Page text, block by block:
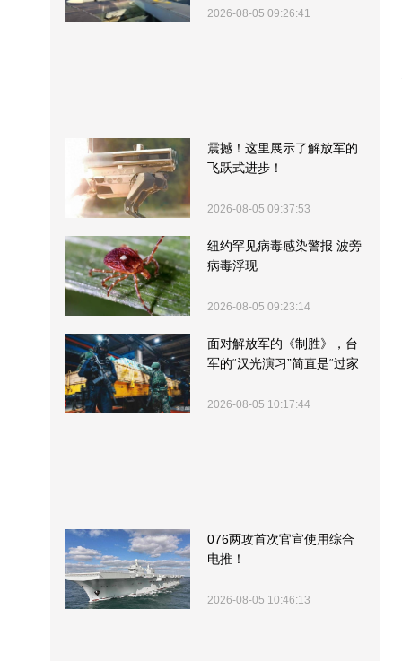
2026-08-05 09:26:41
震撼！这里展示了解放军的
飞跃式进步！
2026-08-05 09:37:53
纽约罕见病毒感染警报 波旁
病毒浮现
2026-08-05 09:23:14
面对解放军的《制胜》，台
军的“汉光演习”简直是“过家
2026-08-05 10:17:44
076两攻首次官宣使用综合
电推！
2026-08-05 10:46:13